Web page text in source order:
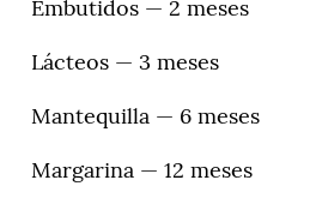
Embutidos — 2 meses
Lácteos — 3 meses
Mantequilla — 6 meses
Margarina — 12 meses